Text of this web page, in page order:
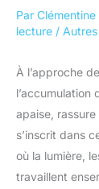
Par Clémentine
lecture /
À l’approche
l’accumulation
apaise,
s’inscrit dans
où la lumière,
travaillent